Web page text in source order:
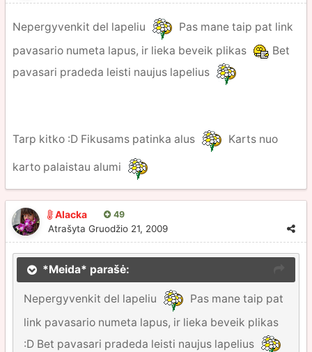
Nepergyvenkit del lapeliu
Pas mane taip pat link
pavasario numeta lapus, ir lieka beveik plikas
Bet
pavasari pradeda leisti naujus lapelius
Tarp kitko :D Fikusams patinka alus Karts nuo
karto palaistau alumi
Alacka 49
Atrašyta Gruodžio 21, 2009
*Meida* parašė:
Nepergyvenkit del lapeliu
Pas mane taip pat
link pavasario numeta lapus, ir lieka beveik plikas
:D Bet pavasari pradeda leisti naujus lapelius